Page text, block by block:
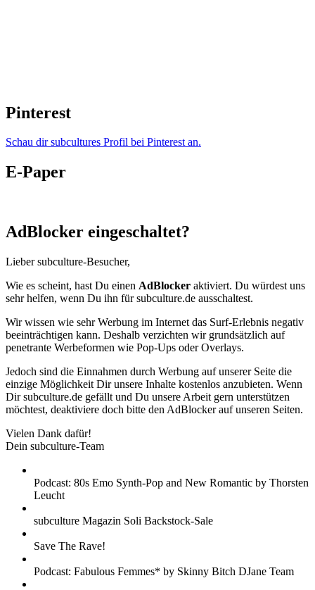
Pinterest
Schau dir subcultures Profil bei Pinterest an.
E-Paper
AdBlocker eingeschaltet?
Lieber subculture-Besucher,
Wie es scheint, hast Du einen AdBlocker aktiviert. Du würdest uns
sehr helfen, wenn Du ihn für subculture.de ausschaltest.
Wir wissen wie sehr Werbung im Internet das Surf-Erlebnis negativ
beeinträchtigen kann. Deshalb verzichten wir grundsätzlich auf
penetrante Werbeformen wie Pop-Ups oder Overlays.
Jedoch sind die Einnahmen durch Werbung auf unserer Seite die
einzige Möglichkeit Dir unsere Inhalte kostenlos anzubieten. Wenn
Dir subculture.de gefällt und Du unsere Arbeit gern unterstützen
möchtest, deaktiviere doch bitte den AdBlocker auf unseren Seiten.
Vielen Dank dafür!
Dein subculture-Team
Podcast: 80s Emo Synth-Pop and New Romantic by Thorsten
Leucht
subculture Magazin Soli Backstock-Sale
Save The Rave!
Podcast: Fabulous Femmes* by Skinny Bitch DJane Team